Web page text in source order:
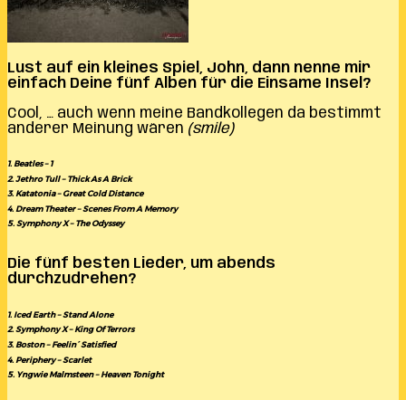
Lust auf ein kleines Spiel, John, dann nenne mir
einfach Deine fünf Alben für die Einsame Insel?
Cool, … auch wenn meine Bandkollegen da bestimmt
anderer Meinung wären (smile)
1. Beatles – 1
2. Jethro Tull – Thick As A Brick
3. Katatonia – Great Cold Distance
4. Dream Theater – Scenes From A Memory
5. Symphony X – The Odyssey
Die fünf besten Lieder, um abends
durchzudrehen?
1. Iced Earth – Stand Alone
2. Symphony X – King Of Terrors
3. Boston – Feelin´ Satisfied
4. Periphery – Scarlet
5. Yngwie Malmsteen – Heaven Tonight